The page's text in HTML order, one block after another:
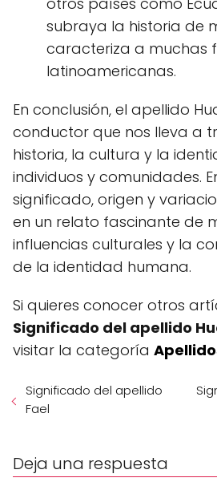
subraya la historia de
caracteriza a muchas
latinoamericanas.
En conclusión, el apellido
conductor que nos lleva a
historia, la cultura y la
individuos y comunidades.
significado, origen y
en un relato fascinante de
influencias culturales y la
de la identidad humana.
Si quieres conocer otros
Significado del apellido
visitar la categoría
Significado del apellido
Fael
Deja una respuesta